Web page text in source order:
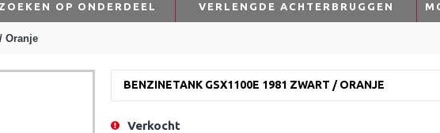
ZOEKEN OP ONDERDEEL VERLENGDE ACHTERBRUGGEN
Oranje
BENZINETANK GSX1100E 1981 ZWART / ORANJE
Verkocht